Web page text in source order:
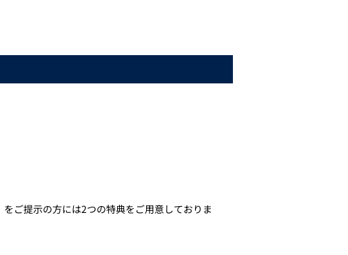
ご提示の方には2つの特典をご用意しておりま